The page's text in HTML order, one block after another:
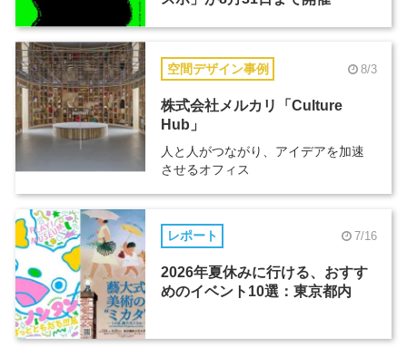
空間デザイン事例 8/3
株式会社メルカリ「Culture
Hub」
人と人がつながり、アイデアを加速
させるオフィス
レポート 7/16
2026年夏休みに行ける、おすす
めのイベント10選：東京都内